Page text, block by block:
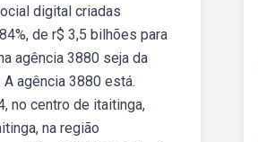
digital criadas
de r$ 3,5 bilhões para
agência 3880 seja da
agência 3880 está.
no centro de itaitinga,
na região